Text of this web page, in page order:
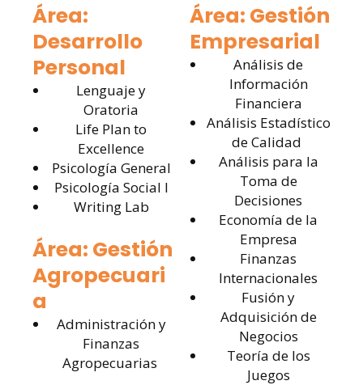
Área:
Desarrollo
Personal
Lenguaje y
Oratoria
Life Plan to
Excellence
Psicología General
Psicología Social I
Writing Lab
Área: Gestión
Agropecuari
a
Administración y
Finanzas
Agropecuarias
Área: Gestión
Empresarial
Análisis de
Información
Financiera
Análisis Estadístico
de Calidad
Análisis para la
Toma de
Decisiones
Economía de la
Empresa
Finanzas
Internacionales
Fusión y
Adquisición de
Negocios
Teoría de los
Juegos